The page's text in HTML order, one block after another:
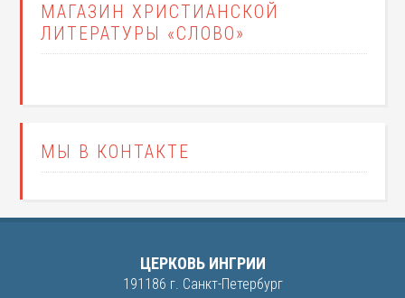
МАГАЗИН ХРИСТИАНСКОЙ
ЛИТЕРАТУРЫ «СЛОВО»
МЫ В КОНТАКТЕ
ЦЕРКОВЬ ИНГРИИ
191186 г. Санкт-Петербург